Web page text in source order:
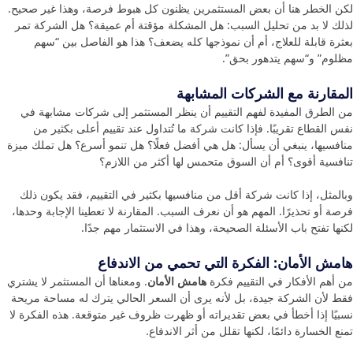
لكن الخطر هنا أن بعض المستثمرين يظنون كل هبوط فرصة، وهذا غير صحيح.
لذلك لا بد من تحليل السبب: هل المشكلة مؤقتة أم عميقة؟ هل الشركة تمر
بعثرة قابلة للعلاج، أم أن نموذجها كله يضعف؟ هذا هو الفاصل بين “سهم
مظلوم” و“سهم يتدهور بحق”.
المقارنة مع الشركات المشابهة
من الطرق المفيدة لفهم التقييم أن ينظر المستثمر إلى شركات مشابهة في
نفس القطاع تقريبًا. فإذا كانت شركة ما تُتداول عند تقييم أعلى بكثير من
منافسيها، ينبغي أن يسأل: هل هي أفضل فعلًا؟ هل تنمو أسرع؟ هل تملك ميزة
تنافسية أقوى؟ أم أن السوق متحمس لها أكثر من اللازم؟
وبالمثل، إذا كانت شركة أقل من منافسيها بكثير في التقييم، فقد يكون ذلك
فرصة أو تحذيرًا. المهم هو أن نعرف السبب. المقارنة لا تعطينا الإجابة وحدها،
لكنها تفتح باب الأسئلة الصحيحة، وهذا في الاستثمار مهم جدًا.
هامش الأمان: الفكرة التي تحمي من الاندفاع
من أهم الأفكار في التقييم فكرة هامش الأمان. ومعناها أن المستثمر لا يشتري
فقط لأن الشركة جيدة، بل لأنه يرى أن السعر الحالي يترك له مساحة مريحة
نسبيًا إذا أخطأ في بعض تقديراته أو ظهرت ظروف غير متوقعة. هذه الفكرة لا
تمنع الخسارة دائمًا، لكنها تقلل من أثر الاندفاع.